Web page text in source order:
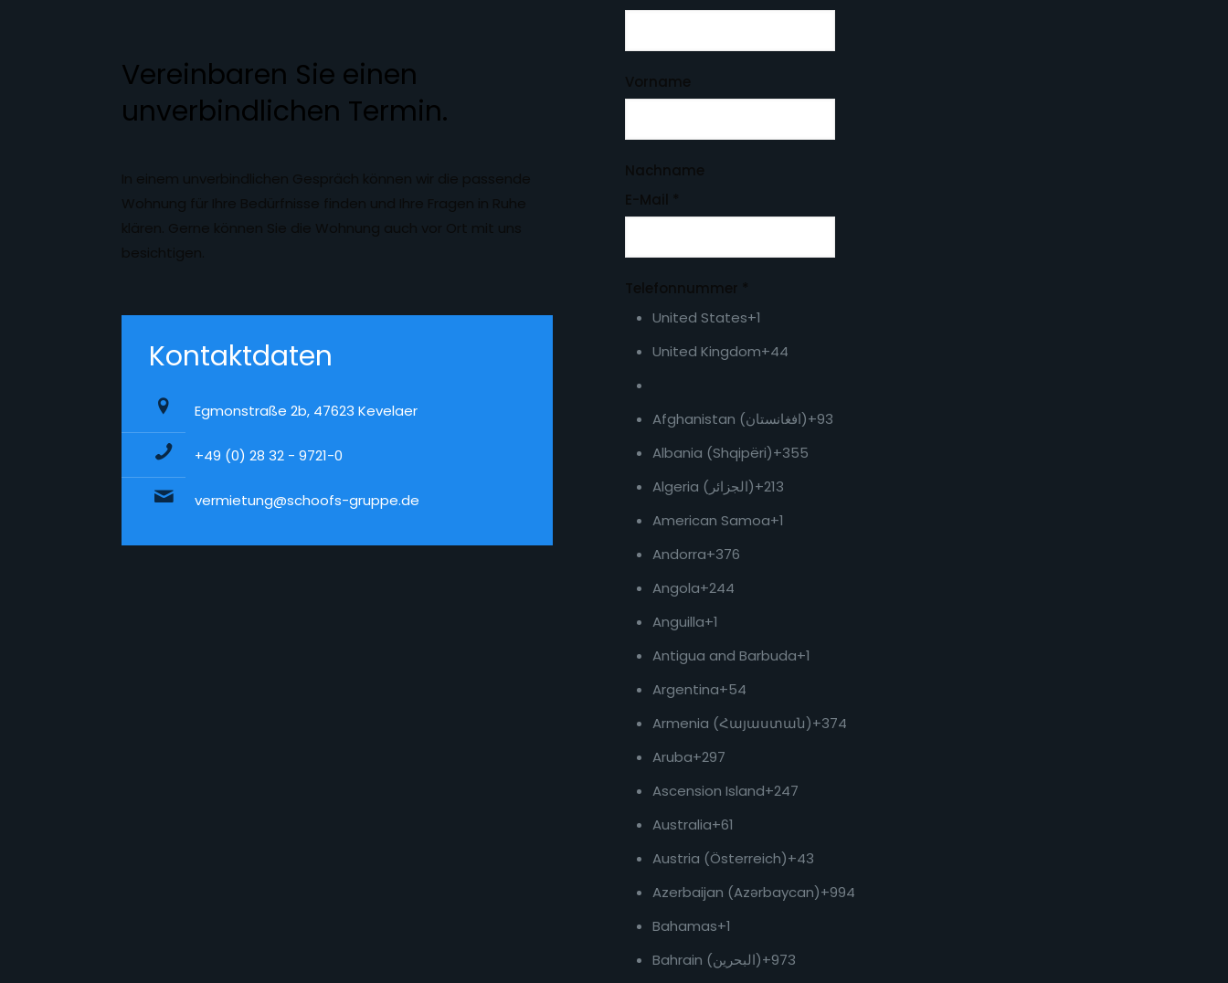
Vereinbaren Sie einen
unverbindlichen Termin.
In einem unverbindlichen Gespräch können wir die passende
Wohnung für Ihre Bedürfnisse finden und Ihre Fragen in Ruhe
klären. Gerne können Sie die Wohnung auch vor Ort mit uns
besichtigen.
Kontaktdaten
Egmonstraße 2b, 47623 Kevelaer
+49 (0) 28 32 - 9721-0
vermietung@schoofs-gruppe.de
Vorname
Nachname
E-Mail
Telefonnummer
United States+1
United Kingdom+44
Afghanistan (‫افغانستان‬‎)+93
Albania (Shqipëri)+355
Algeria (‫الجزائر‬‎)+213
American Samoa+1
Andorra+376
Angola+244
Anguilla+1
Antigua and Barbuda+1
Argentina+54
Armenia (Հայաստան)+374
Aruba+297
Ascension Island+247
Australia+61
Austria (Österreich)+43
Azerbaijan (Azərbaycan)+994
Bahamas+1
Bahrain (‫البحرين‬‎)+973